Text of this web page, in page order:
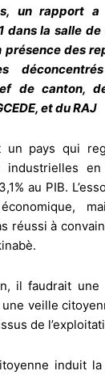
un rapport
dans la salle
présence des
de canton,
et du RAJ
un pays qui
au PIB.
réussi à
il faudrait une
veille
de
induit